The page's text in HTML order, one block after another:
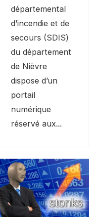
départemental
d’incendie et de
secours (SDIS)
du département
de Nièvre
dispose d’un
portail
numérique
réservé aux...